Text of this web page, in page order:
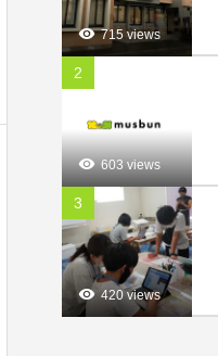
715 views
2
603 views
3
420 views